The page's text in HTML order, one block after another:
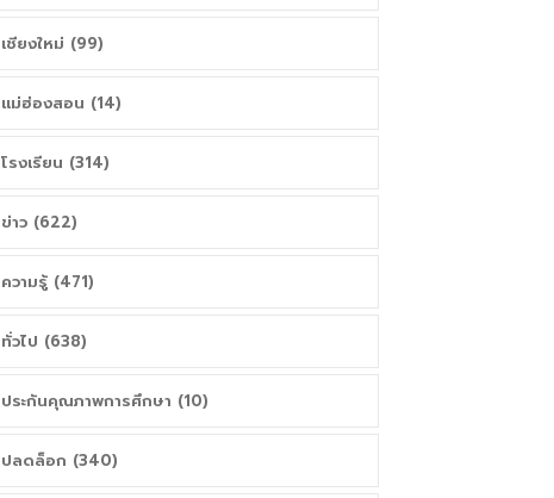
เชียงใหม่ (99)
แม่ฮ่องสอน (14)
โรงเรียน (314)
ข่าว (622)
ความรู้ (471)
ทั่วไป (638)
ประกันคุณภาพการศึกษา (10)
ปลดล็อก (340)